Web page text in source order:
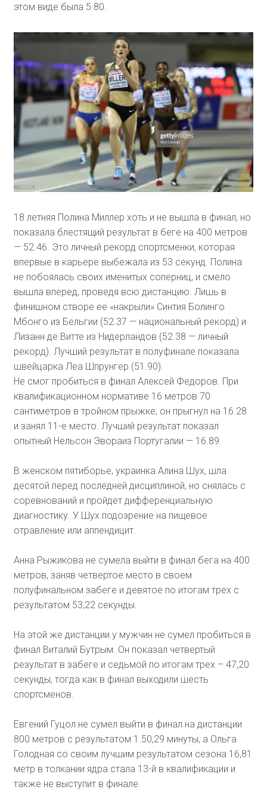
этом виде была 5.80.
18 летняя Полина Миллер хоть и не вышла в финал, но
показала блестящий результат в беге на 400 метров
— 52.46. Это личный рекорд спортсменки, которая
впервые в карьере выбежала из 53 секунд. Полина
не побоялась своих именитых соперниц, и смело
вышла вперед, проведя всю дистанцию. Лишь в
финишном створе ее «накрыли» Синтия Болинго
Мбонго из Бельгии (52.37 — национальный рекорд) и
Лизанн де Витте из Нидерландов (52.38 — личный
рекорд). Лучший результат в полуфинале показала
швейцарка Леа Шпрунгер (51.90).
Не смог пробиться в финал Алексей Федоров. При
квалификационном нормативе 16 метров 70
сантиметров в тройном прыжке, он прыгнул на 16.28
и занял 11-е место. Лучший результат показал
опытный Нельсон Эвораиз Португалии — 16.89.
В женском пятиборье, украинка Алина Шух, шла
десятой перед последней дисциплиной, но снялась с
соревнований и пройдет дифференциальную
диагностику. У Шух подозрение на пищевое
отравление или аппендицит.
Анна Рыжикова не сумела выйти в финал бега на 400
метров, заняв четвертое место в своем
полуфинальном забеге и девятое по итогам трех с
результатом 53,22 секунды.
На этой же дистанции у мужчин не сумел пробиться в
финал Виталий Бутрым. Он показал четвертый
результат в забеге и седьмой по итогам трех – 47,20
секунды, тогда как в финал выходили шесть
спортсменов.
Евгений Гуцол не сумел выйти в финал на дистанции
800 метров с результатом 1.50,29 минуты, а Ольга
Голодная со своим лучшим результатом сезона 16,81
метр в толкании ядра стала 13-й в квалификации и
также не выступит в финале.